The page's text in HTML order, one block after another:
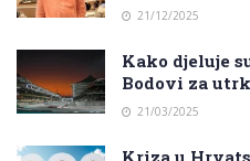
21/12/2025
Kako djeluje
Bodovi za
21/03/2025